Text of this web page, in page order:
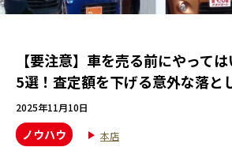
【要注意】車を売る前にやって
5選！査定額を下げる意外な落と
2025年11月10日
ノウハウ 本店